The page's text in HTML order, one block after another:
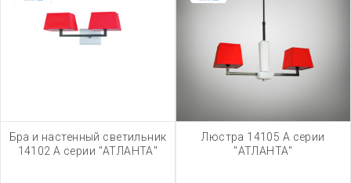
Бра и настенный светильник
14102 А серии "АТЛАНТА"
Люстра 14105 А серии
"АТЛАНТА"